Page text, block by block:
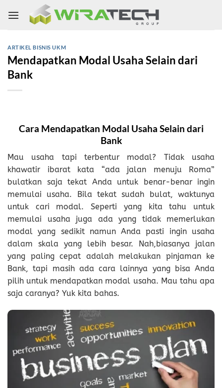
ARTIKEL BISNIS UKM
Mendapatkan Modal Usaha Selain dari
Bank
Cara Mendapatkan Modal Usaha Selain dari
Bank
Mau usaha tapi terbentur modal? Tidak usaha
khawatir ibarat kata “ada jalan menuju Roma”
bulatkan saja tekat Anda untuk benar-benar ingin
memulai usaha. Bila tekat sudah bulat, waktunya
untuk cari modal. Seperti yang kita tahu untuk
memulai usaha juga ada yang tidak memerlukan
modal yang sedikit namun Anda pasti ingin usaha
dalam skala yang lebih besar. Nah,biasanya jalan
yang paling cepat adalah melakukan pinjaman ke
Bank, tapi masih ada cara lainnya yang bisa Anda
pilih untuk mendapatkan modal usaha. Mau tahu apa
saja caranya? Yuk kita bahas.